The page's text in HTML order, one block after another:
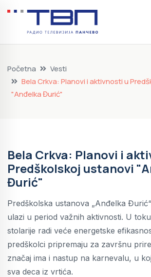
Početna
Vesti
Bela Crkva: Planovi i aktivnosti u
"Anđelka Đurić"
Bela Crkva: Planovi i
Predškolskoj ustanovi
Đurić"
Predškolska ustanova „Anđelka
ulazi u period važnih aktivnosti. U
stolarije radi veće energetske
predškolci pripremaju za završnu
značaj ima i nastup na karnevalu, u
sva deca iz vrtića.